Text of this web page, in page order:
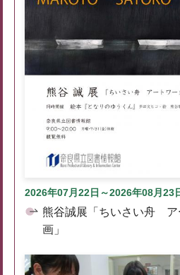
2026年07月22日～2026年08月23
熊谷誠展「ちいさい舟 ア
画」